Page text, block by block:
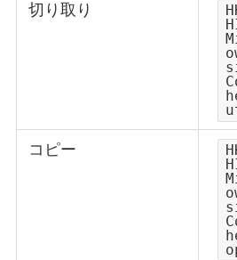
切り取り
コピー